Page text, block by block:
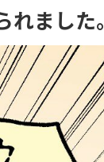
ました。